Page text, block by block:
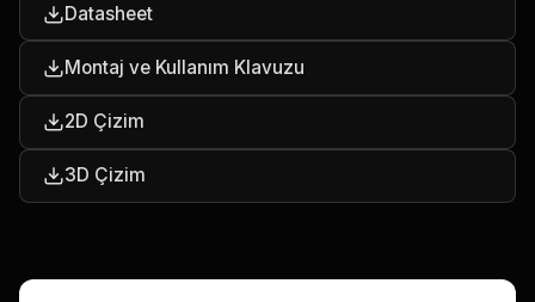
Datasheet
Montaj ve Kullanım Klavuzu
2D Çizim
3D Çizim